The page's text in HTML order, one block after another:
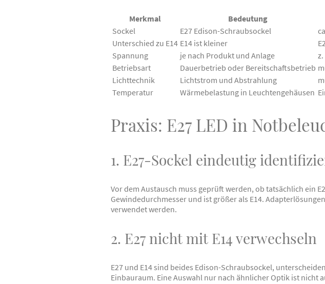
Merkmal Bedeutung
Sockel
E27 Edison-Schraubsockel
Unterschied zu E14 E14 ist kleiner
Spannung
je nach Produkt und Anlage
Betriebsart
Dauerbetrieb oder Bereitschaftsbetrieb
Lichttechnik
Lichtstrom und Abstrahlung
Temperatur
Wärmebelastung in Leuchtengehäusen
Praxis: E27 LED in
1. E27-Sockel eindeutig
Vor dem Austausch muss geprüft werden, ob tatsächlich ein
Gewindedurchmesser und ist größer als E14.
verwendet werden.
2. E27 nicht mit E14 verwechseln
E27 und E14 sind beides Edison-Schraubsockel,
Einbauraum. Eine Auswahl nur nach ähnlicher Optik ist nicht